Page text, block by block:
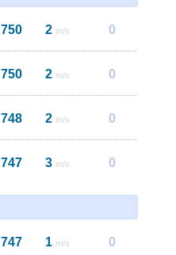
750 2 m/s 0
750 2 m/s 0
748 2 m/s 0
747 3 m/s 0
747 1 m/s 0